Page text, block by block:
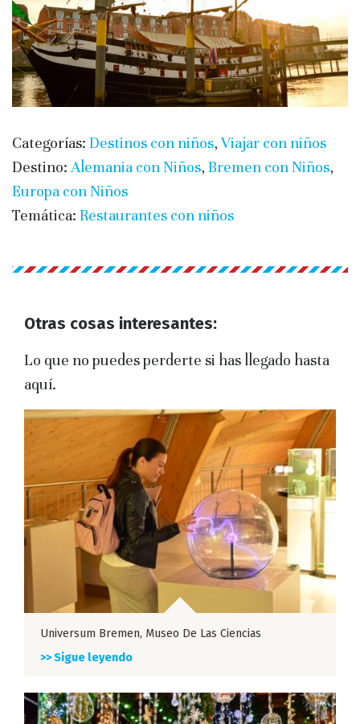
Categorías: Destinos con niños, Viajar con niños
Destino: Alemania con Niños, Bremen con Niños,
Europa con Niños
Temática: Restaurantes con niños
Otras cosas interesantes:
Lo que no puedes perderte si has llegado hasta
aquí.
Universum Bremen, Museo De Las Ciencias
>> Sigue leyendo